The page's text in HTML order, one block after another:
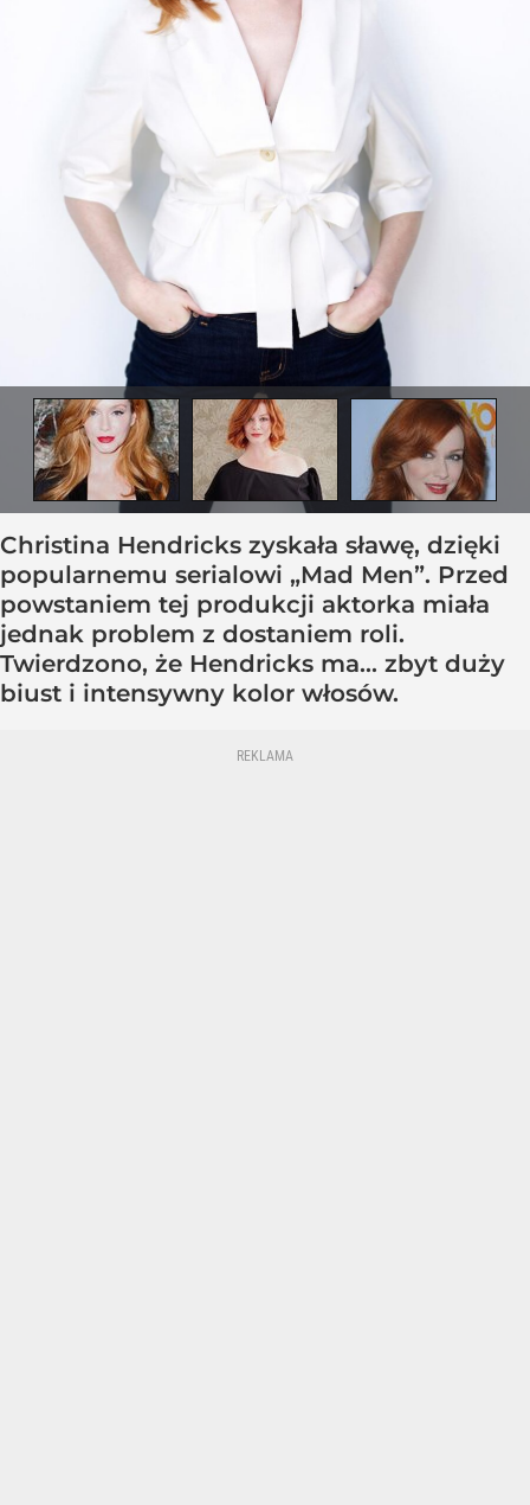
Christina Hendricks zyskała sławę, dzięki
popularnemu serialowi „Mad Men”. Przed
powstaniem tej produkcji aktorka miała
jednak problem z dostaniem roli.
Twierdzono, że Hendricks ma... zbyt duży
biust i intensywny kolor włosów.